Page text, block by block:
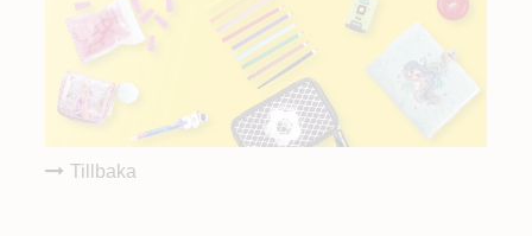
Tillbaka